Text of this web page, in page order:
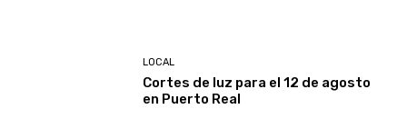
LOCAL
Cortes de luz para el 12 de agosto
en Puerto Real